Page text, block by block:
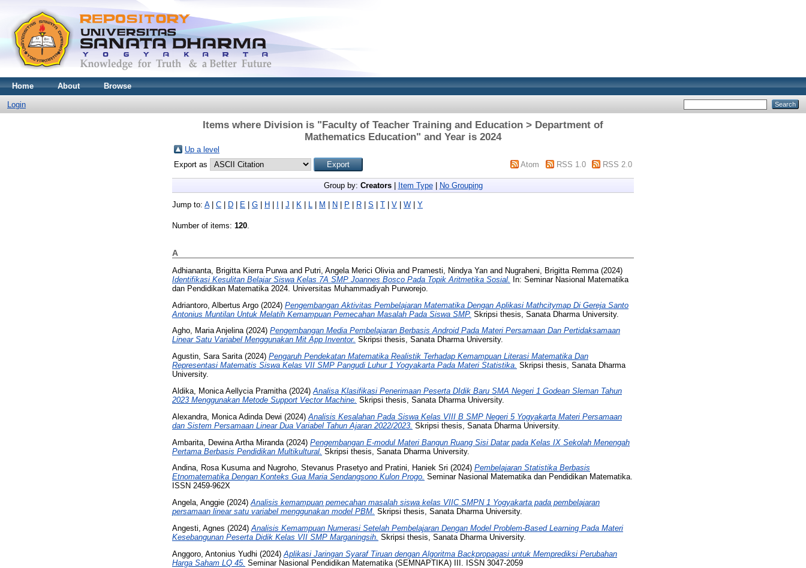
Home About Browse
Login
Items where Division is "Faculty of Teacher Training and Education > Department of
Mathematics Education" and Year is 2024
Up a level
Export as
Atom RSS 1.0 RSS 2.0
Group by: Creators| Item Type| No Grouping
Jump to: A| C D E G H J K L M N P R S T V W Y
Number of items: 120.
A
Adhiananta, Brigitta Kierra Purwa and Putri, Angela Merici Olivia and Pramesti, Nindya Yan and Nugraheni, Brigitta Remma (2024)
Identifikasi Kesulitan Belajar Siswa Kelas 7A SMP Joannes Bosco Pada Topik Aritmetika Sosial.
In: Seminar Nasional Matematika
dan Pendidikan Matematika 2024. Universitas Muhammadiyah Purworejo.
Adriantoro, Albertus Argo (2024) Pengembangan Aktivitas Pembelajaran Matematika Dengan Aplikasi Mathcitymap Di Gereja Santo
Antonius Muntilan Untuk Melatih Kemampuan Pemecahan Masalah Pada Siswa SMP. Skripsi thesis, Sanata Dharma University.
Agho, Maria Anjelina(2024) Pengembangan Media Pembelajaran Berbasis Android Pada Materi Persamaan Dan Pertidaksamaan
Linear Satu Variabel Menggunakan Mit App Inventor. Skripsi thesis, Sanata Dharma University.
Agustin, Sara Sarita(2024) Pengaruh Pendekatan Matematika Realistik Terhadap Kemampuan Literasi Matematika Dan
Representasi Matematis Siswa Kelas VII SMP Pangudi Luhur 1 Yogyakarta Pada Materi Statistika. Skripsi thesis, Sanata Dharma
University.
Aldika, Monica Aellycia Pramitha (2024) Analisa Klasifikasi Penerimaan Peserta DIdik Baru SMA Negeri 1 Godean Sleman Tahun
2023 Menggunakan Metode Support Vector Machine. Skripsi thesis, Sanata Dharma University.
Alexandra, Monica Adinda Dewi (2024) Analisis Kesalahan Pada Siswa Kelas VIII B SMP Negeri 5 Yogyakarta Materi Persamaan
dan Sistem Persamaan Linear Dua Variabel Tahun Ajaran 2022/2023. Skripsi thesis, Sanata Dharma University.
Ambarita, Dewina Artha Miranda (2024) Pengembangan E-modul Materi Bangun Ruang Sisi Datar pada Kelas IX Sekolah Menengah
Pertama Berbasis Pendidikan Multikultural. Skripsi thesis, Sanata Dharma University.
Andina, Rosa Kusumaand Nugroho, Stevanus Prasetyo and Pratini, Haniek Sri (2024) Pembelajaran Statistika Berbasis
Etnomatematika Dengan Konteks Gua Maria Sendangsono Kulon Progo. Seminar Nasional Matematika dan Pendidikan Matematika.
ISSN 2459-962X
Angela, Anggie (2024)Analisis kemampuan pemecahan masalah siswa kelas VIIC SMPN 1 Yogyakarta pada pembelajaran
persamaan linear satu variabel menggunakan model PBM. Skripsi thesis, Sanata Dharma University.
Angesti, Agnes (2024) Analisis Kemampuan Numerasi Setelah Pembelajaran Dengan Model Problem-Based Learning Pada Materi
Kesebangunan Peserta Didik Kelas VII SMP Marganingsih. Skripsi thesis, Sanata Dharma University.
Anggoro, Antonius Yudhi (2024) Aplikasi Jaringan Syaraf Tiruan dengan Algoritma Backpropagasi untuk Memprediksi Perubahan
Harga Saham LQ 45. Seminar Nasional Pendidikan Matematika (SEMNAPTIKA) III. ISSN 3047-2059